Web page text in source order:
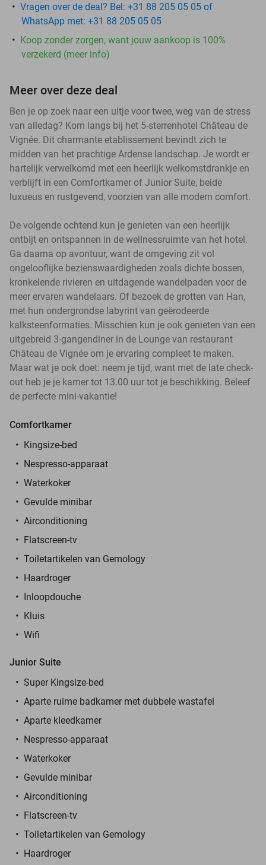
Vragen over de deal? Bel: +31 88 205 05 05 of
WhatsApp met: +31 88 205 05 05
Koop zonder zorgen, want jouw aankoop is 100%
verzekerd (meer info)
Meer over deze deal
Ben je op zoek naar een uitje voor twee, weg van de stress
van alledag? Kom langs bij het 5-sterrenhotel Château de
Vignée. Dit charmante etablissement bevindt zich te
midden van het prachtige Ardense landschap. Je wordt er
hartelijk verwelkomd met een heerlijk welkomstdrankje en
verblijft in een Comfortkamer of Junior Suite, beide
luxueus en rustgevend, voorzien van alle modern comfort.
De volgende ochtend kun je genieten van een heerlijk
ontbijt en ontspannen in de wellnessruimte van het hotel.
Ga daarna op avontuur, want de omgeving zit vol
ongelooflijke bezienswaardigheden zoals dichte bossen,
kronkelende rivieren en uitdagende wandelpaden voor de
meer ervaren wandelaars. Of bezoek de grotten van Han,
met hun ondergrondse labyrint van geërodeerde
kalksteenformaties. Misschien kun je ook genieten van een
uitgebreid 3-gangendiner in de Lounge van restaurant
Château de Vignée om je ervaring compleet te maken.
Maar wat je ook doet: neem je tijd, want met de late check-
out heb je je kamer tot 13.00 uur tot je beschikking. Beleef
de perfecte mini-vakantie!
Comfortkamer
Kingsize-bed
Nespresso-apparaat
Waterkoker
Gevulde minibar
Airconditioning
Flatscreen-tv
Toiletartikelen van Gemology
Haardroger
Inloopdouche
Kluis
Wifi
Junior Suite
Super Kingsize-bed
Aparte ruime badkamer met dubbele wastafel
Aparte kleedkamer
Nespresso-apparaat
Waterkoker
Gevulde minibar
Airconditioning
Flatscreen-tv
Toiletartikelen van Gemology
Haardroger